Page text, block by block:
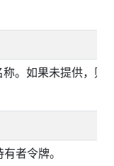
。如果未提供，则
者令牌。